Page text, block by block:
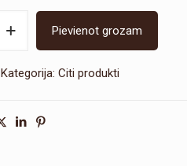
Pievienot grozam
Kategorija:Citi produkti